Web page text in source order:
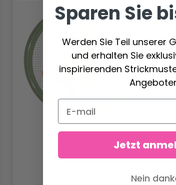
STICKSET KYLLE 2
Sparen Sie
Werden Sie Teil unserer
und erhalten Sie
inspirierenden
Jetzt
Nein